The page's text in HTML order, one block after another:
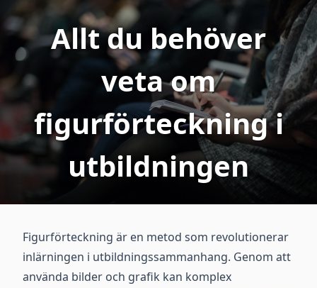
Allt du behöver
veta om
figurförteckning i
utbildningen
Figurförteckning är en metod som revolutionerar
inlärningen i utbildningssammanhang. Genom att
använda bilder och grafik kan komplex